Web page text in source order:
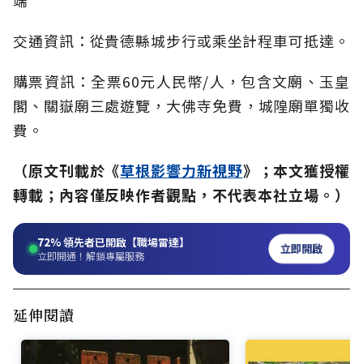
交通資訊：從貴德縣城步行或乘坐計程車可抵達。
購票資訊：全票60元人民幣/人，包含文廟、玉皇
閣、關嶽廟三處遊覽，大佛寺免費，城隍廟單獨收
費。
（原文刊載於《草根影響力新視野》；本文獲授權
轉載；內容僅反映作者觀點，不代表本社立場。）
72%領先者已開啟【職場雷達】
立即開通！解鎖專屬服務 立即開啟
延伸閱讀